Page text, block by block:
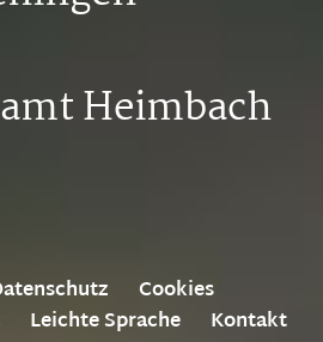
Heimbach
Cookies
Leichte Sprache Kontakt